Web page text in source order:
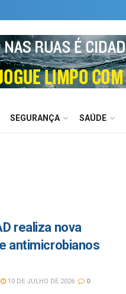
SEGURANÇA SAÚDE
realiza nova
antimicrobianos
10 DE JULHO DE 2026 0